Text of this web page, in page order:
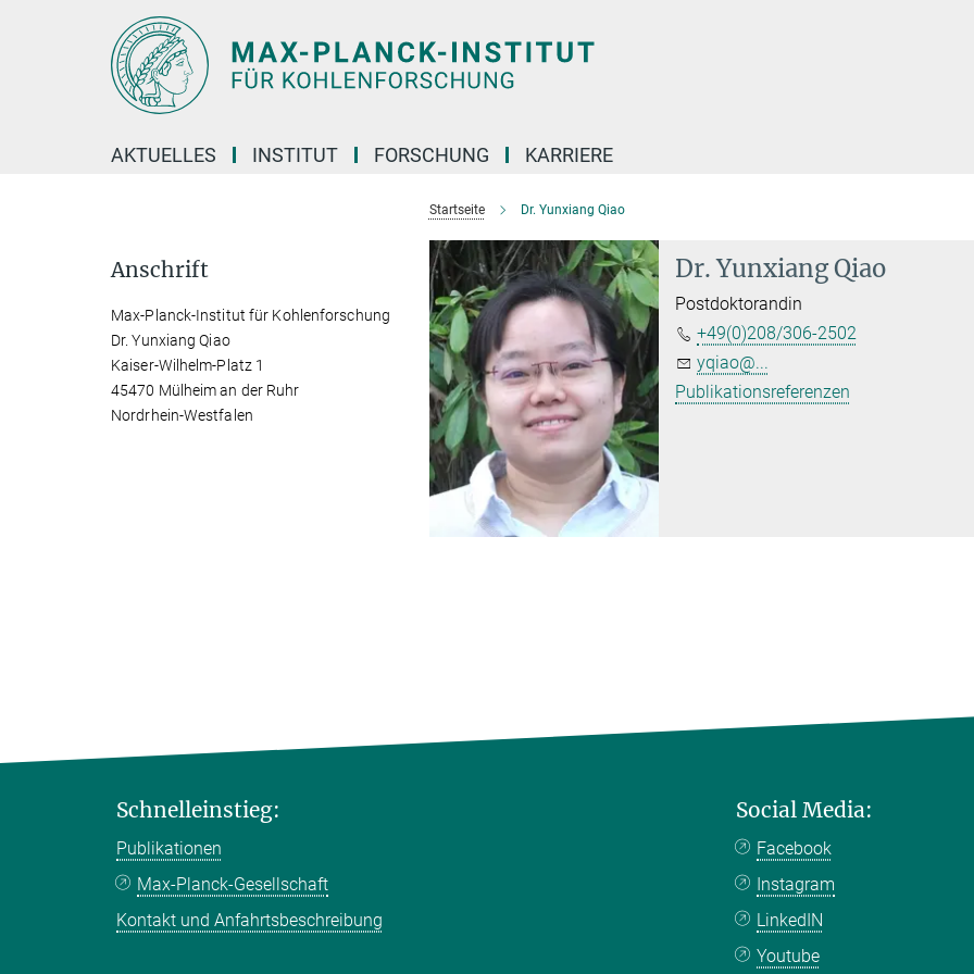
AKTUELLES INSTITUT FORSCHUNG KARRIERE
Startseite Dr. Yunxiang Qiao
Dr. Yunxiang Qiao
Postdoktorandin
+49(0)208/306-2502
yqiao@...
Publikationsreferenzen
Anschrift
Max-Planck-Institut für Kohlenforschung
Dr. Yunxiang Qiao
Kaiser-Wilhelm-Platz 1
45470 Mülheim an der Ruhr
Nordrhein-Westfalen
Schnelleinstieg:
Publikationen
Max-Planck-Gesellschaft
Kontakt und Anfahrtsbeschreibung
Social Media:
Facebook
Instagram
LinkedIN
Youtube